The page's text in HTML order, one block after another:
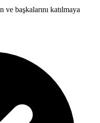
başkalarını katılmaya